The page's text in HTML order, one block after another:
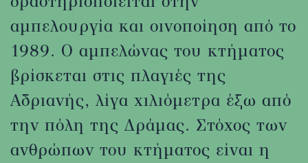
αμπελουργία και οινοποίηση από το
1989. Ο αμπελώνας του κτήματος
βρίσκεται στις πλαγιές της
Αδριανής, λίγα χιλιόμετρα έξω από
την πόλη της Δράμας. Στόχος των
ανθρώπων του κτήματος είναι η